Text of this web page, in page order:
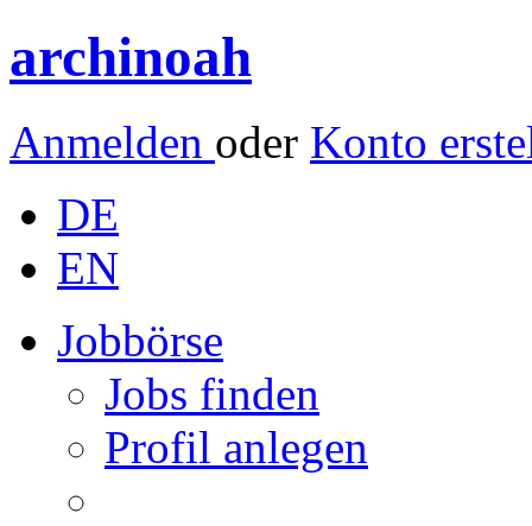
archinoah
Anmelden oder Konto
DE
EN
Jobbörse
Jobs finden
Profil anlegen